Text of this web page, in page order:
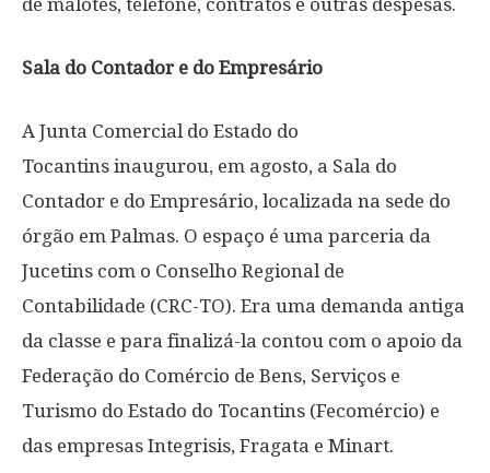
de malotes, telefone, contratos e outras despesas.
Sala do Contador e do Empresário
A Junta Comercial do Estado do
Tocantins inaugurou, em agosto, a Sala do
Contador e do Empresário, localizada na sede do
órgão em Palmas. O espaço é uma parceria da
Jucetins com o Conselho Regional de
Contabilidade (CRC-TO). Era uma demanda antiga
da classe e para finalizá-la contou com o apoio da
Federação do Comércio de Bens, Serviços e
Turismo do Estado do Tocantins (Fecomércio) e
das empresas Integrisis, Fragata e Minart.